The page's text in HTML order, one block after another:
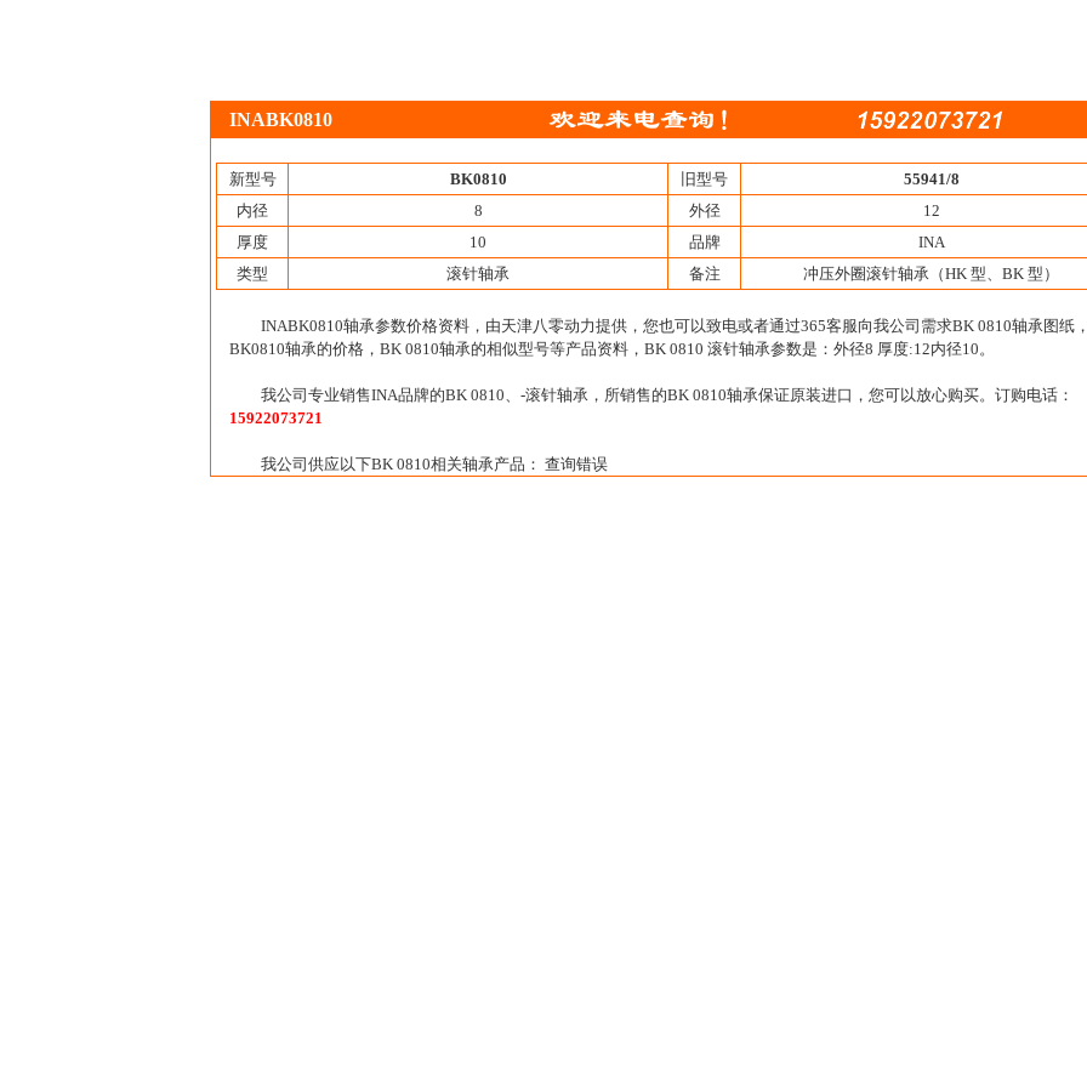
INABK0810
新型号 BK0810 旧型号
55941/8
内径
8 外径
12
厚度
10 品牌
INA
类型
滚针轴承 备注 冲压外圈滚针轴承（HK 型、BK 型）
INABK0810轴承参数价格资料，由天津八零动力提供，您也可以致电或者通过365客服向我公司需求BK 0810轴承图纸
BK0810轴承的价格，BK 0810轴承的相似型号等产品资料，BK 0810 滚针轴承参数是：外径8 厚度:12内径10。
我公司专业销售INA品牌的BK 0810、-滚针轴承，所销售的BK 0810轴承保证原装进口，您可以放心购买。订购电话：
15922073721
我公司供应以下BK 0810相关轴承产品： 查询错误